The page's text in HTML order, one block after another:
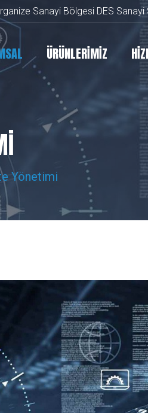
Sanayi Bölgesi DES
ÜRÜNLERİMİZ
Yönetimi